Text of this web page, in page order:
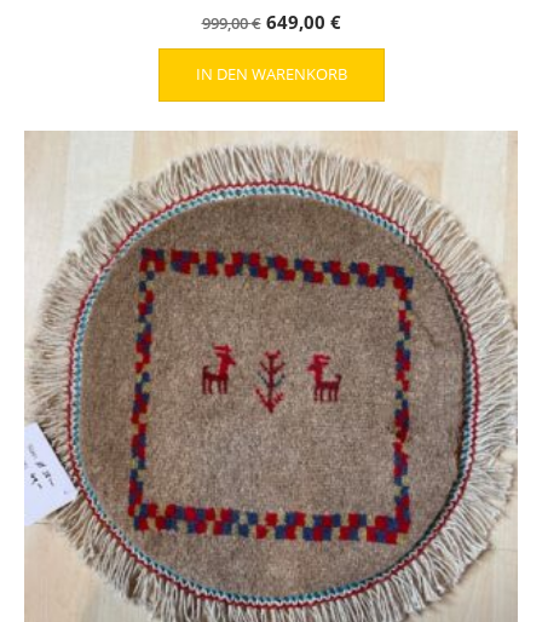
999,00€ Ursprünglicher
Preis
war:
649,00 €Aktueller
Preis
ist:
IN DEN WARENKORB